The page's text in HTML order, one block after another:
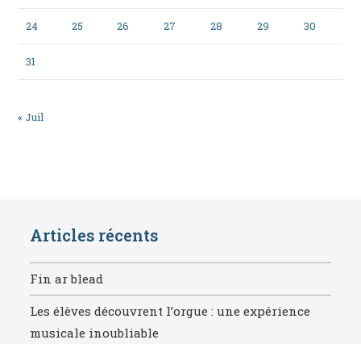
24 25 26 27 28 29 30
31
« Juil
Articles récents
Fin ar blead
Les élèves découvrent l’orgue : une expérience
musicale inoubliable